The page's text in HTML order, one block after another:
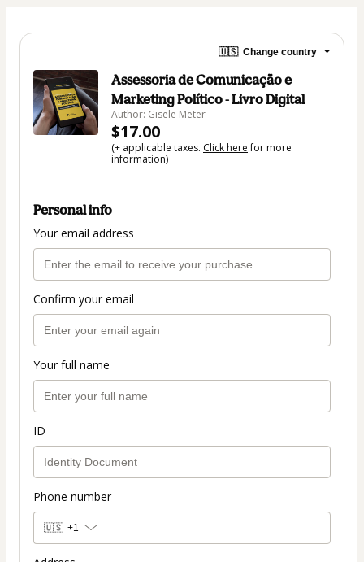
🇺🇸 Change country
Assessoria de Comunicação e
Marketing Político - Livro Digital
Author: Gisele Meter
$17.00
(+ applicable taxes. Click herefor more
information)
Personal info
Your email address
Confirm your email
Your full name
ID
Phone number
🇺🇸 +1